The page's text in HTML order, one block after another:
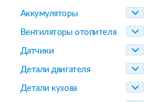
Аккумуляторы
Вентиляторы отопителя
Датчики
Детали двигателя
Детали кузова